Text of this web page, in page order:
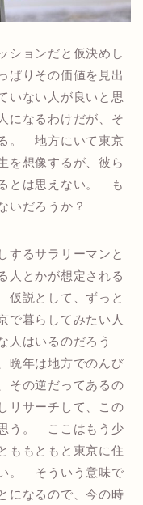
ョンだと仮決めし
ぱりその価値を見出
いない人が良いと思
になるわけだが、そ
。 地方にいて東京
を想像するが、彼ら
とは思えない。 も
いだろうか？
するサラリーマンと
人とかが想定される
説として、ずっと
で暮らしてみたい人
人はいるのだろう
晩年は地方でのんび
その逆だってあるの
リサーチして、この
う。 ここはもう少
ももともと東京に住
。 そういう意味で
になるので、今の時